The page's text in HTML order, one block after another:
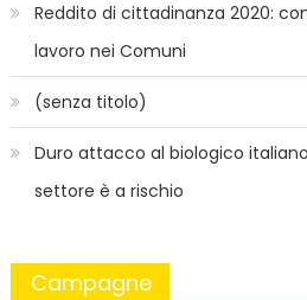
Reddito di cittadinanza 2020:
lavoro nei Comuni
(senza titolo)
Duro attacco al biologico italiano
settore è a rischio
Campagne